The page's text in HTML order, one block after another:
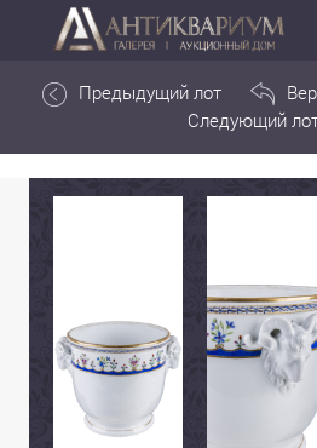
Предыдущий лот
Следующий